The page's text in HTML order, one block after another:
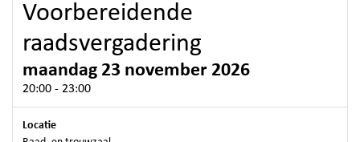
Voorbereidende
raadsvergadering
maandag 23 november 2026
20:00 - 23:00
Locatie